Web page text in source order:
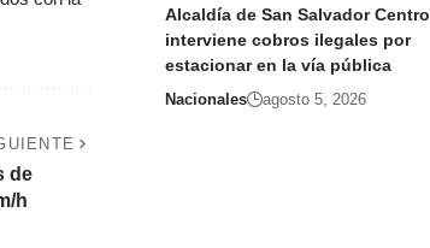
de
h
Alcaldía de San Salvador Centro
interviene cobros ilegales por
estacionar en la vía pública
Nacionales agosto 5, 2026